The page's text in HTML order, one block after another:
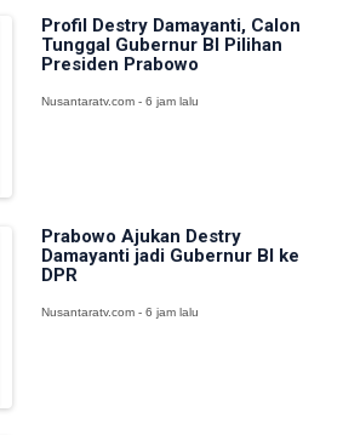
Profil Destry Damayanti, Calon
Tunggal Gubernur BI Pilihan
Presiden Prabowo
Nusantaratv.com - 6 jam lalu
Prabowo Ajukan Destry
Damayanti jadi Gubernur BI ke
DPR
Nusantaratv.com - 6 jam lalu